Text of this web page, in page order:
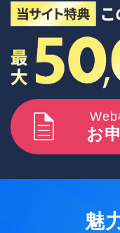
Web
お
魅